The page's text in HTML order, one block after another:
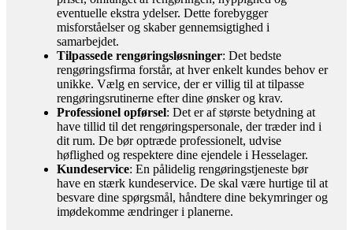
eventuelle ekstra ydelser. Dette forebygger
misforståelser og skaber gennemsigtighed i
samarbejdet.
Tilpassede rengøringsløsninger: Det bedste
rengøringsfirma forstår, at hver enkelt kundes behov er
unikke. Vælg en service, der er villig til at tilpasse
rengøringsrutinerne efter dine ønsker og krav.
Professionel opførsel: Det er af største betydning at
have tillid til det rengøringspersonale, der træder ind i
dit rum. De bør optræde professionelt, udvise
høflighed og respektere dine ejendele i Hesselager.
Kundeservice: En pålidelig rengøringstjeneste bør
have en stærk kundeservice. De skal være hurtige til at
besvare dine spørgsmål, håndtere dine bekymringer og
imødekomme ændringer i planerne.